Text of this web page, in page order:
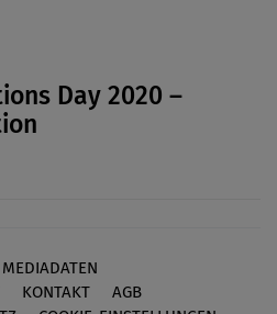
Day 2020 –
MEDIADATEN
KONTAKT
AGB